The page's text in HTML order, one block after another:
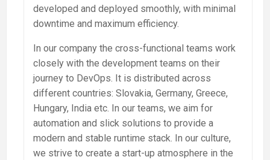
developed and deployed smoothly, with minimal
downtime and maximum efficiency.
In our company the cross-functional teams work
closely with the development teams on their
journey to DevOps. It is distributed across
different countries: Slovakia, Germany, Greece,
Hungary, India etc. In our teams, we aim for
automation and slick solutions to provide a
modern and stable runtime stack. In our culture,
we strive to create a start-up atmosphere in the